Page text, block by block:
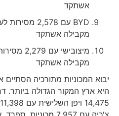
אשתקד
מקבילה אשתקד
מקבילה אשתקד
היא ארץ המקור הגדולה ביותר.